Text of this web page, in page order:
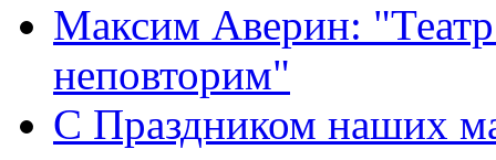
Максим Аверин:
неповторим"
С Праздником наших